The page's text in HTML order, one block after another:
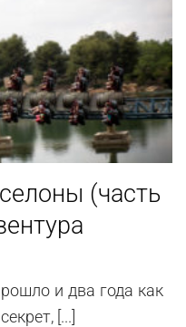
(часть
и два года как
[...]